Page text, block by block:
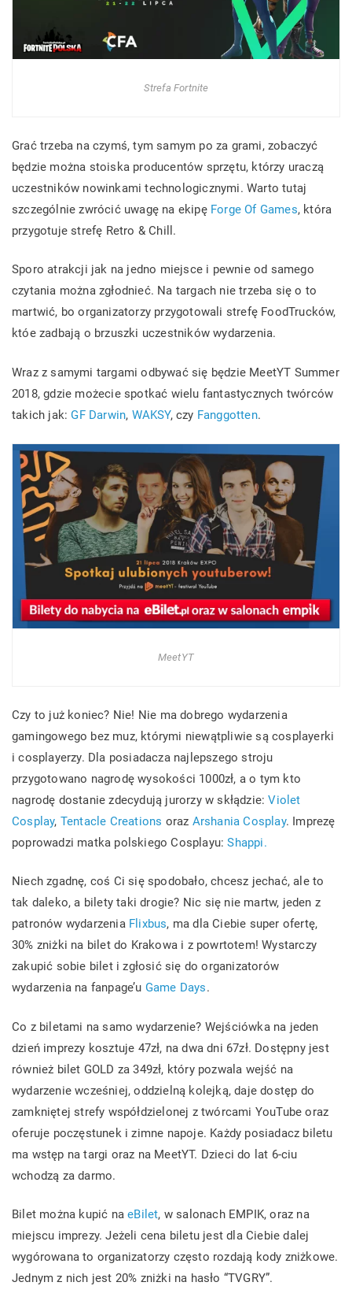
Strefa Fortnite
Grać trzeba na czymś, tym samym po za grami, zobaczyć
będzie można stoiska producentów sprzętu, którzy uraczą
uczestników nowinkami technologicznymi. Warto tutaj
szczególnie zwrócić uwagę na ekipę Forge Of Games, która
przygotuje strefę Retro & Chill.
Sporo atrakcji jak na jedno miejsce i pewnie od samego
czytania można zgłodnieć. Na targach nie trzeba się o to
martwić, bo organizatorzy przygotowali strefę FoodTrucków,
któe zadbają o brzuszki uczestników wydarzenia.
Wraz z samymi targami odbywać się będzie MeetYT Summer
2018, gdzie możecie spotkać wielu fantastycznych twórców
takich jak:GF Darwin, WAKSY, czy Fanggotten.
MeetYT
Czy to już koniec? Nie! Nie ma dobrego wydarzenia
gamingowego bez muz, którymi niewątpliwie są cosplayerki
i cosplayerzy. Dla posiadacza najlepszego stroju
przygotowano nagrodę wysokości 1000zł, a o tym kto
nagrodę dostanie zdecydują jurorzy w skłądzie:Violet
Cosplay​, Tentacle Creations oraz Arshania Cosplay​. Imprezę
poprowadzi matka polskiego Cosplayu:Shappi.
Niech zgadnę, coś Ci się spodobało, chcesz jechać, ale to
tak daleko, a bilety taki drogie? Nic się nie martw, jeden z
patronów wydarzenia Flixbus, ma dla Ciebie super ofertę,
30% zniżki na bilet do Krakowa i z powrtotem! Wystarczy
zakupić sobie bilet i zgłosić się do organizatorów
wydarzenia na fanpage’u Game Days.
Co z biletami na samo wydarzenie? Wejściówka na jeden
dzień imprezy kosztuje 47zł, na dwa dni 67zł. Dostępny jest
również bilet GOLD za 349zł, który pozwala wejść na
wydarzenie wcześniej, oddzielną kolejką, daje dostęp do
zamkniętej strefy współdzielonej z twórcami YouTube oraz
oferuje poczęstunek i zimne napoje. Każdy posiadacz biletu
ma wstęp na targi oraz na MeetYT. Dzieci do lat 6-ciu
wchodzą za darmo.
Bilet można kupić naeBilet, w salonach EMPIK, oraz na
miejscu imprezy. Jeżeli cena biletu jest dla Ciebie dalej
wygórowana to organizatorzy często rozdają kody zniżkowe.
Jednym z nich jest 20% zniżki na hasło “TVGRY”.